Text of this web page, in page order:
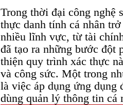
Trong thời đại công nghệ
thực danh tính cá nhân
nhiều lĩnh vực, từ tài
đã tạo ra những bước đột
thiện quy trình xác thực
và công sức. Một trong
là việc áp dụng ứng dụng
dùng quản lý thông tin cá